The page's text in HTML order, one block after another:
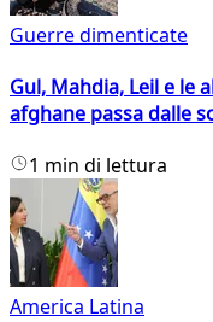
Guerre dimenticate
Gul, Mahdia, Leil e le
afghane passa dalle
1 min di lettura
America Latina